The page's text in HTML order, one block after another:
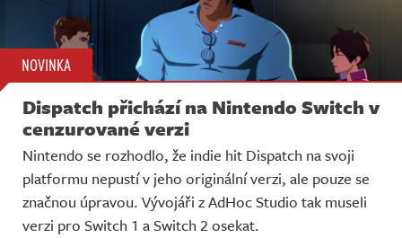
NOVINKA
Dispatch přichází na Nintendo Switch v
cenzurované verzi
Nintendo se rozhodlo, že indie hit Dispatch na svoji
platformu nepustí v jeho originální verzi, ale pouze se
značnou úpravou. Vývojáři z AdHoc Studio tak museli
verzi pro Switch 1 a Switch 2 osekat.